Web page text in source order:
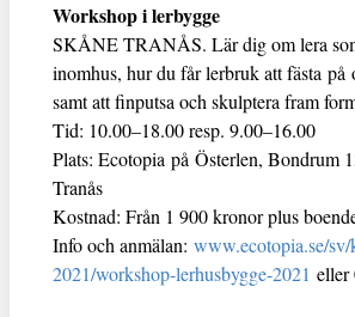
Workshop i lerbygge
SKÅNE TRANÅS. Lär dig om lera
inomhus, hur du får lerbruk att fästa på
samt att finputsa och skulptera fram
Tid: 10.00–18.00 resp. 9.00–16.00
Plats: Ecotopia på Österlen, Bondrum
Tranås
Kostnad: Från 1 900 kronor plus
Info och anmälan: www.ecotopia.se/
2021/workshop-lerhusbygge-2021 eller